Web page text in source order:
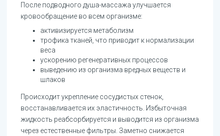
После подводного душа-массажа улучшается
кровообращение во всем организме:
активизируется метаболизм
трофика тканей, что приводит к нормализации
веса
ускорению регенеративных процессов
выведению из организма вредных веществ и
шлаков
Происходит укрепление сосудистых стенок,
восстанавливается их эластичность. Избыточная
жидкость реабсорбируется и выводится из организма
через естественные фильтры. Заметно снижается